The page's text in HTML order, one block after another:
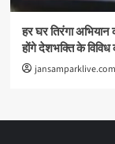
हर घर तिरंगा
होंगे देशभक्ति के विविध
jansamparklive.com